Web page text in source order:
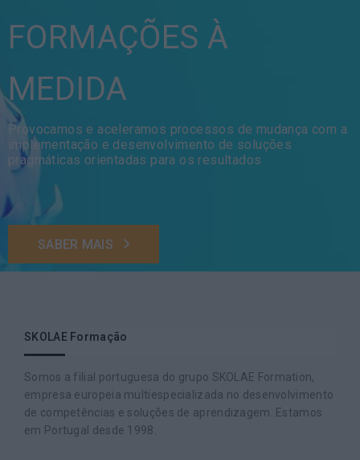
FORMAÇÕES À
MEDIDA
Provocamos e aceleramos processos de mudança com a
implementação e desenvolvimento de soluções
pragmáticas orientadas para os resultados
SABER MAIS
SKOLAE Formação
Somos a filial portuguesa do grupo SKOLAE Formation,
empresa europeia multiespecializada no desenvolvimento
de competências e soluções de aprendizagem. Estamos
em Portugal desde 1998.